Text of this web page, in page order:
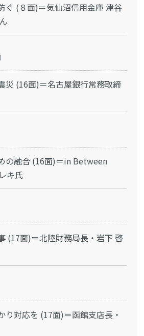
ぐ (８面)＝気仙沼信用金庫 津谷
災 (16面)＝名古屋銀行常務取締
の融合 (16面)＝in Between
キ氏
(17面)＝北陸財務局長・岩下 啓
り対応を (17面)＝函館支店長・